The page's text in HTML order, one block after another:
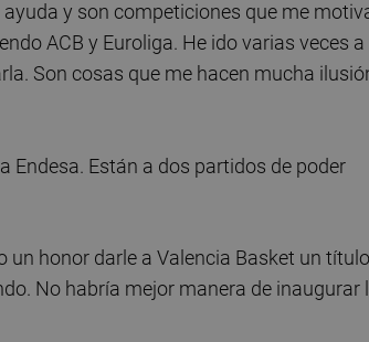
y son competiciones que me
ACB y Euroliga. He ido varias veces a
Son cosas que me hacen mucha
Endesa. Están a dos partidos de poder
honor darle a Valencia Basket un título
No habría mejor manera de inaugurar